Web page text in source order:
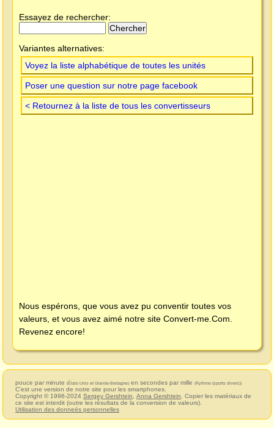
Essayez de rechercher:
Variantes alternatives:
Voyez la liste alphabétique de toutes les unités
Poser une question sur notre page facebook
< Retournez à la liste de tous les convertisseurs
Nous espérons, que vous avez pu conventir toutes vos
valeurs, et vous avez aimé notre site Convert-me.Com
Revenez encore!
pouce par minute (États-Unis et Grande-Bretagne) en secondes par mille (Rythme (sports divers))
C'est une version de notre site pour les smartphones.
Copyright © 1996-2024 Sergey Gershtein Anna Gershtein . Copier les matériaux de
ce site est interdit (outre les résultats de la conversion de valeurs).
Utilisation des donneés personnelles